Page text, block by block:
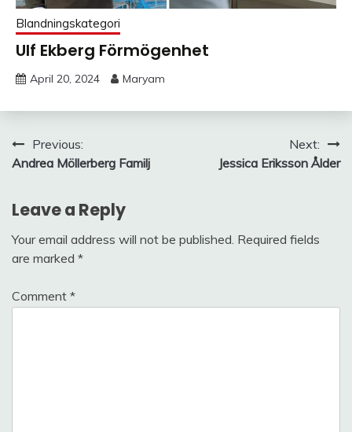
Blandningskategori
Ulf Ekberg Förmögenhet
April 20, 2024 Maryam
Post
navigation
Previous:
Andrea Möllerberg Familj
Next:
Jessica Eriksson Ålder
Leave a Reply
Your email address will not be published. Required fields
are marked *
Comment *